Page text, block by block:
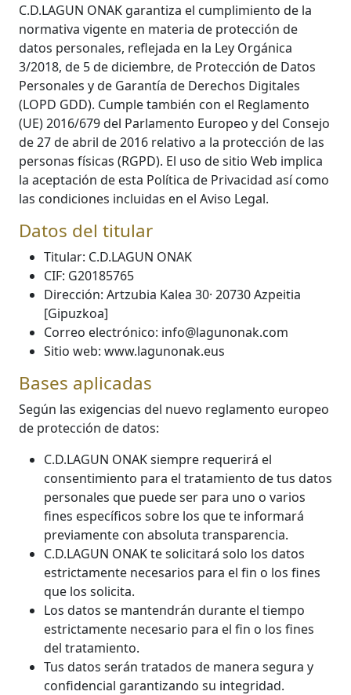
C.D.LAGUN ONAK garantiza el cumplimiento de la
normativa vigente en materia de protección de
datos personales, reflejada en la Ley Orgánica
3/2018, de 5 de diciembre, de Protección de Datos
Personales y de Garantía de Derechos Digitales
(LOPD GDD). Cumple también con el Reglamento
(UE) 2016/679 del Parlamento Europeo y del Consejo
de 27 de abril de 2016 relativo a la protección de las
personas físicas (RGPD). El uso de sitio Web implica
la aceptación de esta Política de Privacidad así como
las condiciones incluidas en el Aviso Legal.
Datos del titular
Titular: C.D.LAGUN ONAK
CIF: G20185765
Dirección: Artzubia Kalea 30· 20730 Azpeitia
[Gipuzkoa]
Correo electrónico: info@lagunonak.com
Sitio web: www.lagunonak.eus
Bases aplicadas
Según las exigencias del nuevo reglamento europeo
de protección de datos:
C.D.LAGUN ONAK siempre requerirá el
consentimiento para el tratamiento de tus datos
personales que puede ser para uno o varios
fines específicos sobre los que te informará
previamente con absoluta transparencia.
C.D.LAGUN ONAK te solicitará solo los datos
estrictamente necesarios para el fin o los fines
que los solicita.
Los datos se mantendrán durante el tiempo
estrictamente necesario para el fin o los fines
del tratamiento.
Tus datos serán tratados de manera segura y
confidencial garantizando su integridad.